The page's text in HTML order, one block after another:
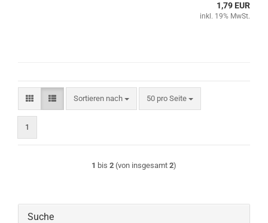
1,79 EUR
inkl. 19% MwSt.
Sortieren nach
Sortieren nach 50 pro Seite
pro Seite
1
1 bis 2 (von insgesamt 2)
Suche